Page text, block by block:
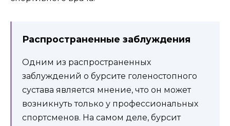
Распространенные заблуждения
Одним из распространенных
заблуждений о бурсите голеностопного
сустава является мнение, что он может
возникнуть только у профессиональных
спортсменов. На самом деле, бурсит